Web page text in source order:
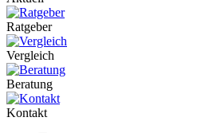
Ratgeber
Vergleich
Beratung
Kontakt